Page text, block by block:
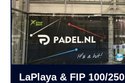
LaPlaya & FIP 100/250